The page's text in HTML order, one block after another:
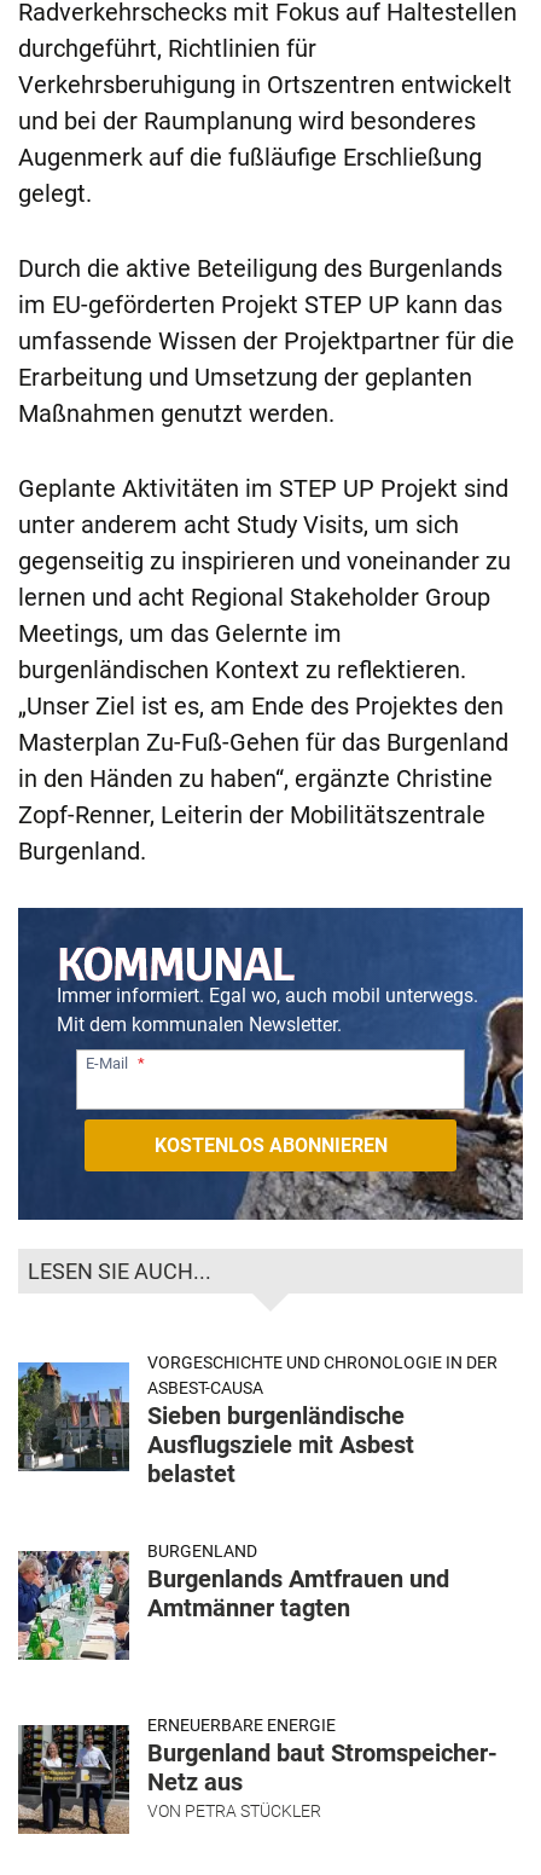
Radverkehrschecks mit Fokus auf Haltestellen
durchgeführt, Richtlinien für
Verkehrsberuhigung in Ortszentren entwickelt
und bei der Raumplanung wird besonderes
Augenmerk auf die fußläufige Erschließung
gelegt.
Durch die aktive Beteiligung des Burgenlands
im EU-geförderten Projekt STEP UP kann das
umfassende Wissen der Projektpartner für die
Erarbeitung und Umsetzung der geplanten
Maßnahmen genutzt werden.
Geplante Aktivitäten im STEP UP Projekt sind
unter anderem acht Study Visits, um sich
gegenseitig zu inspirieren und voneinander zu
lernen und acht Regional Stakeholder Group
Meetings, um das Gelernte im
burgenländischen Kontext zu reflektieren.
„Unser Ziel ist es, am Ende des Projektes den
Masterplan Zu-Fuß-Gehen für das Burgenland
in den Händen zu haben“, ergänzte Christine
Zopf-Renner, Leiterin der Mobilitätszentrale
Burgenland.
Immer informiert. Egal wo, auch mobil unterwegs.
Mit dem kommunalen Newsletter.
E-Mail
LESEN SIE AUCH...
VORGESCHICHTE UND CHRONOLOGIE IN DER
ASBEST-CAUSA
Sieben burgenländische
Ausflugsziele mit Asbest
belastet
BURGENLAND
Burgenlands Amtfrauen und
Amtmänner tagten
ERNEUERBARE ENERGIE
Burgenland baut Stromspeicher-
Netz aus
VON PETRA STÜCKLER